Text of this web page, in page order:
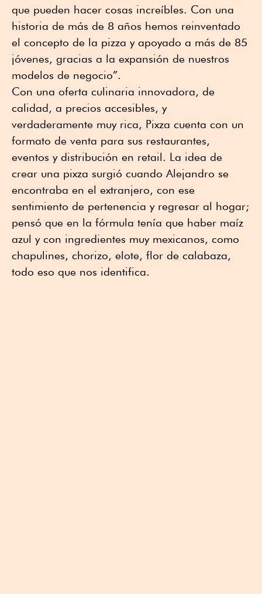
que pueden hacer cosas increíbles. Con una
historia de más de 8 años hemos reinventado
el concepto de la pizza y apoyado a más de 85
jóvenes, gracias a la expansión de nuestros
modelos de negocio”.
Con una oferta culinaria innovadora, de
calidad, a precios accesibles, y
verdaderamente muy rica, Pixza cuenta con un
formato de venta para sus restaurantes,
eventos y distribución en retail. La idea de
crear una pixza surgió cuando Alejandro se
encontraba en el extranjero, con ese
sentimiento de pertenencia y regresar al hogar;
pensó que en la fórmula tenía que haber maíz
azul y con ingredientes muy mexicanos, como
chapulines, chorizo, elote, flor de calabaza,
todo eso que nos identifica.